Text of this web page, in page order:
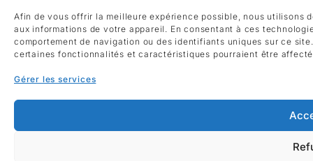
Afin de vous offrir la meilleure expérience possible, nous utilisons
aux informations de votre appareil. En consentant à ces
comportement de navigation ou des identifiants uniques sur ce
certaines fonctionnalités et caractéristiques pourraient être
Gérer les services